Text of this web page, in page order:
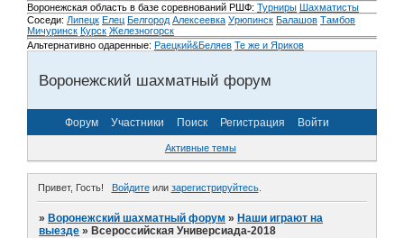
Воронежская область в базе соревнований РШФ: Турниры Шахматисты
Соседи: Липецк Елец Белгород Алексеевка Урюпинск Балашов Тамбов
Мичуринск Курск Железногорск
Альтернативно одаренные: Раецкий&Беляев Те же и Яриков
Воронежский шахматный форум
Форум Участники Поиск Регистрация Войти
Активные темы
Привет, Гость! Войдитеили зарегистрируйтесь.
»Воронежский шахматный форум »Наши играют на
выезде »Всероссийская Универсиада-2018